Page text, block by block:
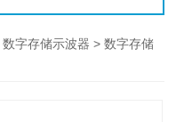
数字存储示波器 > 数字存储